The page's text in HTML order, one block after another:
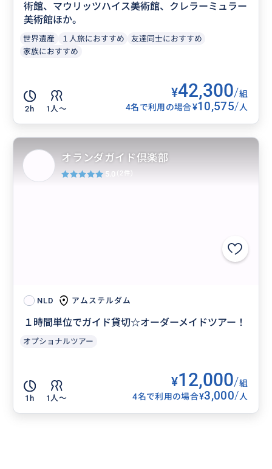
術館、マウリッツハイス美術館、クレラーミュラー
美術館ほか。
世界遺産 １人旅におすすめ
友達同士におすすめ
家族におすすめ
2h 1人〜
¥42,300/組
4名で利用の場合¥10,575/人
NLD アムステルダム
１時間単位でガイド貸切☆オーダーメイドツアー！
オプショナルツアー
1h 1人〜
¥12,000/組
4名で利用の場合¥3,000/人
オランダガイド倶楽部
5.0 (2件)